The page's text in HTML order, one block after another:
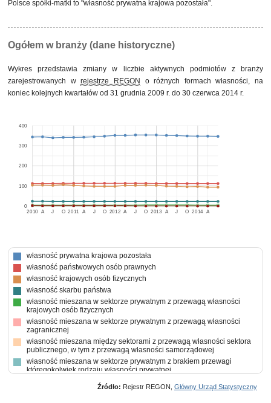
Polsce spółki-matki to "własność prywatna krajowa pozostała".
Ogółem w branży (dane historyczne)
Wykres przedstawia zmiany w liczbie aktywnych podmiotów z branży
zarejestrowanych wrejestrze REGON
o różnych formach własności, na
koniec kolejnych kwartałów od 31 grudnia 2009 r. do 30 czerwca 2014 r.
2010 2011 2012 2013 2014
A J O A J O A J O A J O A
0
100
200
300
400
własność prywatna krajowa pozostała
własność państwowych osób prawnych
własność krajowych osób fizycznych
własność skarbu państwa
własność mieszana w sektorze prywatnym z przewagą własności
krajowych osób fizycznych
własność mieszana w sektorze prywatnym z przewagą własności
zagranicznej
własność mieszana między sektorami z przewagą własności sektora
publicznego, w tym z przewagą własności samorządowej
własność mieszana w sektorze prywatnym z brakiem przewagi
któregokolwiek rodzaju własności prywatnej
własność mieszana między sektorami z takim samym udziałem
własności sektora publicznego i prywatnego z brakiem przewagi
Źródło: Rejestr REGON, Główny Urząd Statystyczny